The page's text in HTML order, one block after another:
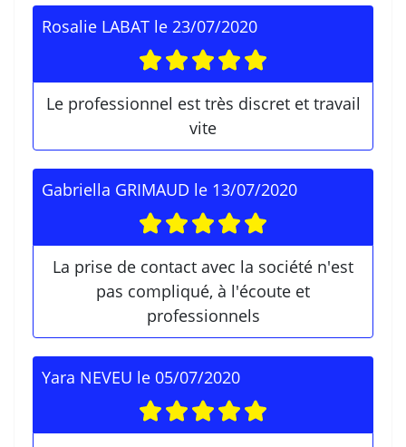
Rosalie LABAT le 23/07/2020
Le professionnel est très discret et travail
vite
Gabriella GRIMAUD le 13/07/2020
La prise de contact avec la société n'est
pas compliqué, à l'écoute et
professionnels
Yara NEVEU le 05/07/2020